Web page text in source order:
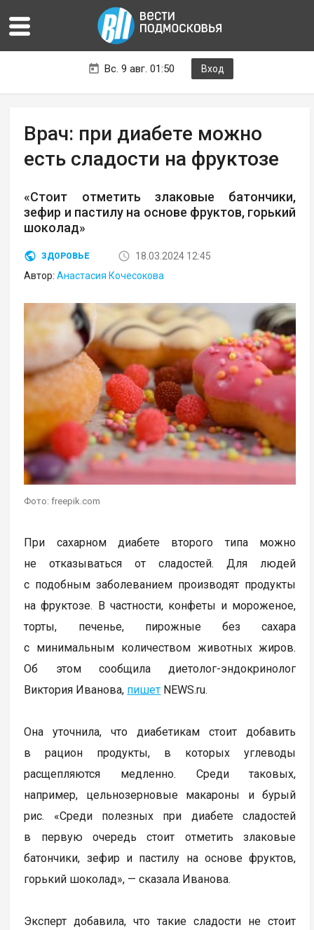
Вс. 9 авг. 01:50 Вход
Врач: при диабете можно
есть сладости на фруктозе
«Стоит отметить злаковые батончики,
зефир и пастилу на основе фруктов, горький
шоколад»
ЗДОРОВЬЕ
18.03.2024 12:45
Автор:Анастасия Кочесокова
Фото: freepik.com
При сахарном диабете второго типа можно
не отказываться от сладостей. Для людей
с подобным заболеванием производят продукты
на фруктозе. В частности, конфеты и мороженое,
торты, печенье, пирожные без сахара
с минимальным количеством животных жиров.
Об этом сообщила диетолог-эндокринолог
Виктория Иванова, пишет NEWS.ru.
Она уточнила, что диабетикам стоит добавить
в рацион продукты, в которых углеводы
расщепляются медленно. Среди таковых,
например, цельнозерновые макароны и бурый
рис. «Среди полезных при диабете сладостей
в первую очередь стоит отметить злаковые
батончики, зефир и пастилу на основе фруктов,
горький шоколад», — сказала Иванова.
Эксперт добавила, что такие сладости не стоит